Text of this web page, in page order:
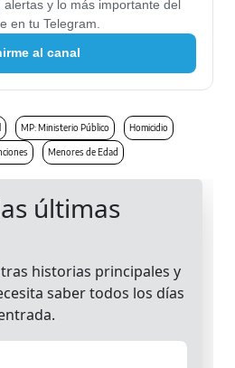
alertas y lo más importante del
en tu Telegram.
al canal
MP: Ministerio Público Homicidio
Menores de Edad